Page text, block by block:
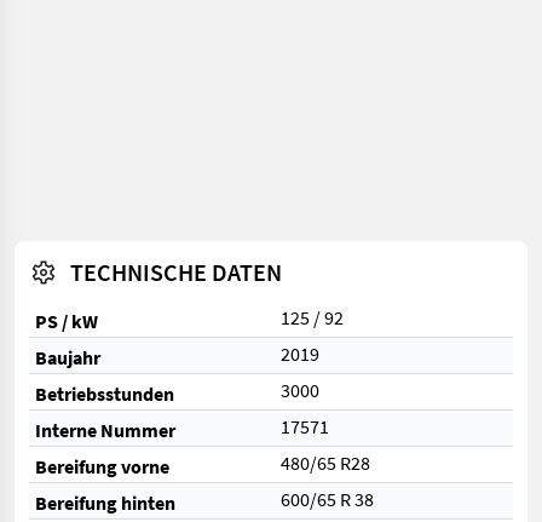
TECHNISCHE DATEN
PS / kW
125 / 92
Baujahr
2019
Betriebsstunden
3000
Interne Nummer
17571
Bereifung vorne
480/65 R28
Bereifung hinten
600/65 R 38